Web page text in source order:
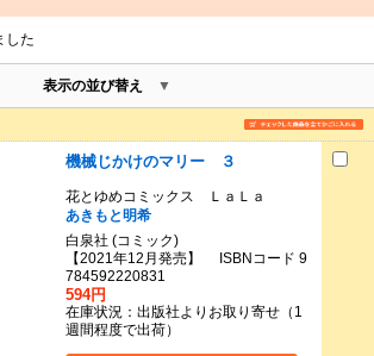
した
表示の並び替え
機械じかけのマリー ３
花とゆめコミックス ＬａＬａ
あきもと明希
白泉社 (コミック)
【2021年12月発売】 ISBNコード 9
784592220831
594円
在庫状況：出版社よりお取り寄せ（1
週間程度で出荷）